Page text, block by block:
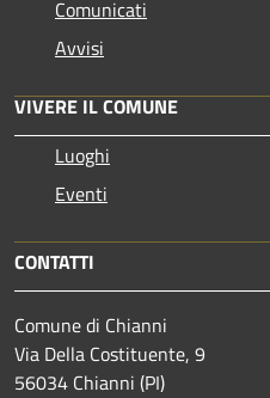
Comunicati
Avvisi
VIVERE IL COMUNE
Luoghi
Eventi
CONTATTI
Comune di Chianni
Via Della Costituente, 9
56034 Chianni (PI)